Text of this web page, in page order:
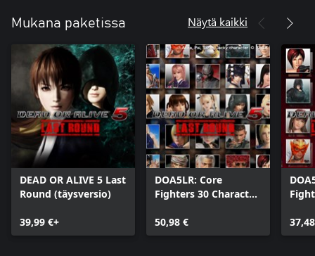
Mukana paketissa Näytä kaikki
DEAD OR ALIVE 5 Last
Round (täysversio)
39,99 €+
DOA5LR: Core
Fighters 30 Character
50,98 €